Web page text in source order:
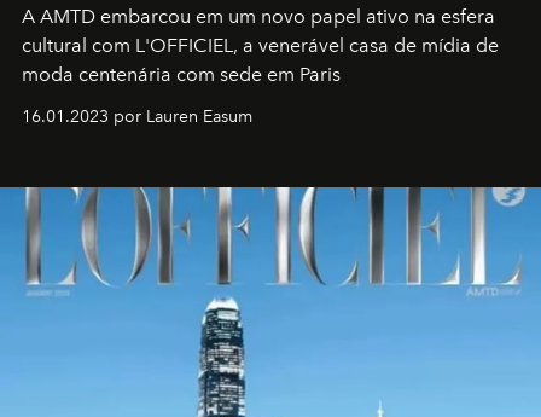
A AMTD embarcou em um novo papel ativo na esfera
cultural com L'OFFICIEL, a venerável casa de mídia de
moda centenária com sede em Paris
16.01.2023 por Lauren Easum